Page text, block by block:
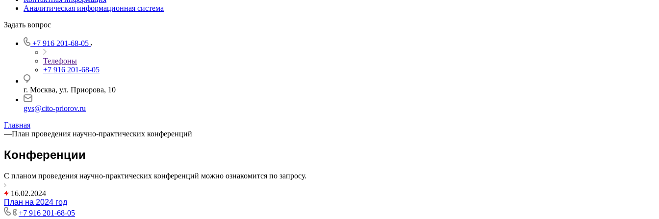
Аналитическая информационная система
Задать вопрос
+7 916 201-68-05
Телефоны
+7 916 201-68-05
г. Москва, ул. Приорова, 10
gvs@cito-priorov.ru
Главная
—План проведения научно-практических конференций
Конференции
С планом проведения научно-практических конференций можно ознакомится по запросу.
16.02.2024
План на 2024 год
+7 916 201-68-05